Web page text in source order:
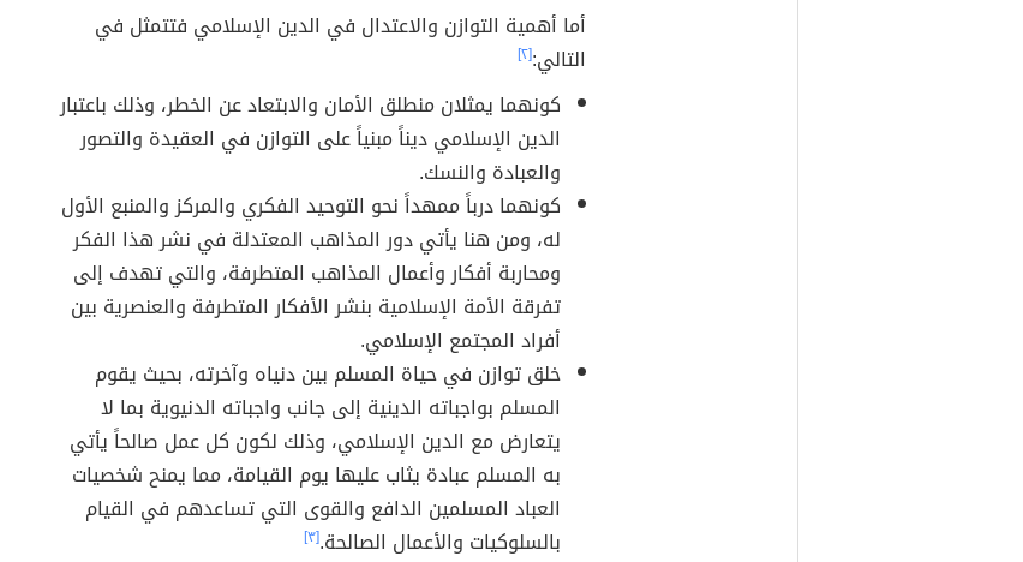
أما أهمية التوازن والاعتدال في الدين الإسلامي فتتمثل في
التالي:[٢]
كونهما يمثلان منطلق الأمان والابتعاد عن الخطر، وذلك باعتبار
الدين الإسلامي ديناً مبنياً على التوازن في العقيدة والتصور
والعبادة والنسك.
كونهما درباً ممهداً نحو التوحيد الفكري والمركز والمنبع الأول
له، ومن هنا يأتي دور المذاهب المعتدلة في نشر هذا الفكر
ومحاربة أفكار وأعمال المذاهب المتطرفة، والتي تهدف إلى
تفرقة الأمة الإسلامية بنشر الأفكار المتطرفة والعنصرية بين
أفراد المجتمع الإسلامي.
خلق توازن في حياة المسلم بين دنياه وآخرته، بحيث يقوم
المسلم بواجباته الدينية إلى جانب واجباته الدنيوية بما لا
يتعارض مع الدين الإسلامي، وذلك لكون كل عمل صالحاً يأتي
به المسلم عبادة يثاب عليها يوم القيامة، مما يمنح شخصيات
العباد المسلمين الدافع والقوى التي تساعدهم في القيام
بالسلوكيات والأعمال الصالحة.[٣]